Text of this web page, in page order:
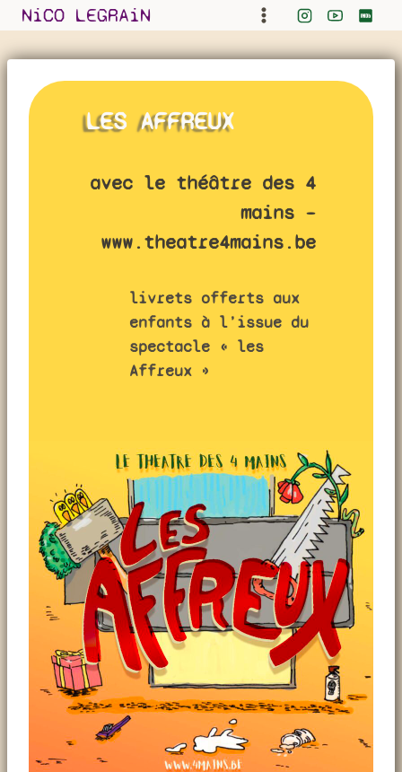
Skip
to
content
NiCO LEGRAiN
LES AFFREUX
avec le théâtre des 4
mains –
www.theatre4mains.be
livrets offerts aux
enfants à l’issue du
spectacle « les
Affreux »